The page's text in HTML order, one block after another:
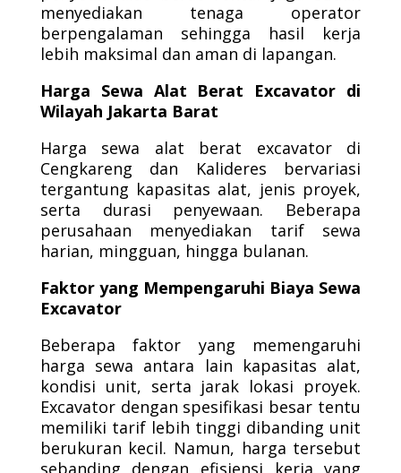
menyediakan tenaga operator
berpengalaman sehingga hasil kerja
lebih maksimal dan aman di lapangan.
Harga Sewa Alat Berat Excavator di
Wilayah Jakarta Barat
Harga sewa alat berat excavator di
Cengkareng dan Kalideres bervariasi
tergantung kapasitas alat, jenis proyek,
serta durasi penyewaan. Beberapa
perusahaan menyediakan tarif sewa
harian, mingguan, hingga bulanan.
Faktor yang Mempengaruhi Biaya Sewa
Excavator
Beberapa faktor yang memengaruhi
harga sewa antara lain kapasitas alat,
kondisi unit, serta jarak lokasi proyek.
Excavator dengan spesifikasi besar tentu
memiliki tarif lebih tinggi dibanding unit
berukuran kecil. Namun, harga tersebut
sebanding dengan efisiensi kerja yang